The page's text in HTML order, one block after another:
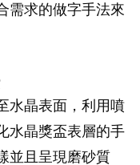
需求的做字手法來
水晶表面，利用噴
水晶獎盃表層的手
並且呈現磨砂質